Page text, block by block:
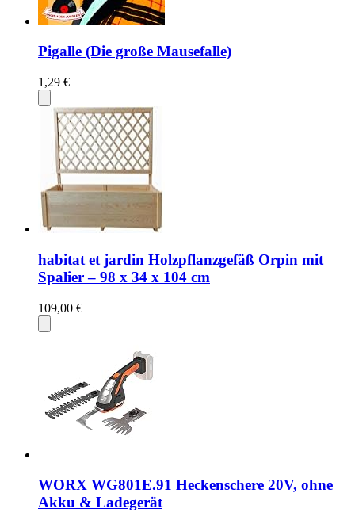
Pigalle (Die große Mausefalle)
1,29 €
habitat et jardin Holzpflanzgefäß Orpin mit
Spalier – 98 x 34 x 104 cm
109,00 €
WORX WG801E.91 Heckenschere 20V, ohne
Akku & Ladegerät